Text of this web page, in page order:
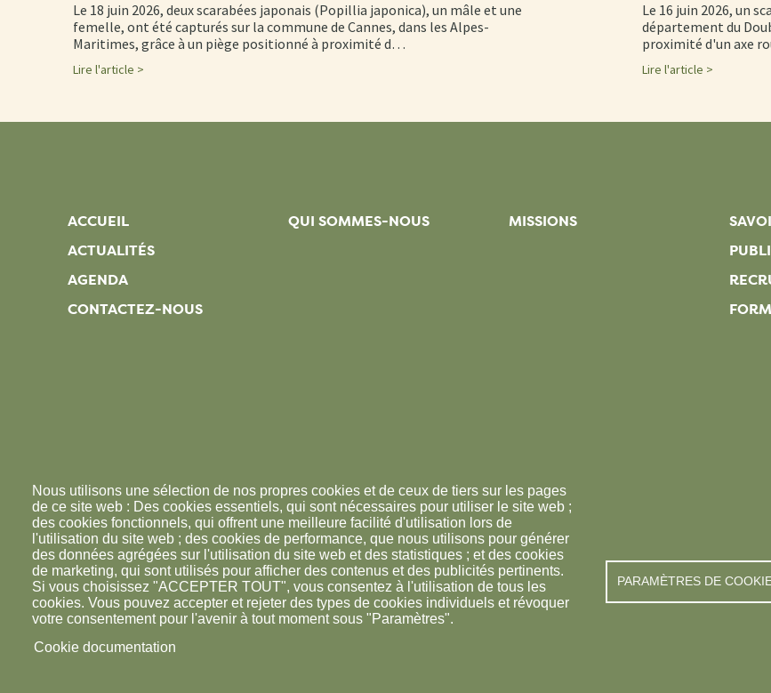
Le 18 juin 2026, deux scarabées japonais (Popillia japonica), un mâle et une
femelle, ont été capturés sur la commune de Cannes, dans les Alpes-
Maritimes, grâce à un piège positionné à proximité d…
Lire l'article >
Le 16 juin 2026, un
département du
proximité d'un axe
Lire l'article >
ACCUEIL
ACTUALITÉS
AGENDA
CONTACTEZ-NOUS
QUI SOMMES-NOUS MISSIONS
© FREDON 2019 -
Nous utilisons une sélection de nos propres cookies et de ceux de tiers sur les pages
de ce site web : Des cookies essentiels, qui sont nécessaires pour utiliser le site web ;
des cookies fonctionnels, qui offrent une meilleure facilité d'utilisation lors de
l'utilisation du site web ; des cookies de performance, que nous utilisons pour générer
des données agrégées sur l'utilisation du site web et des statistiques ; et des cookies
de marketing, qui sont utilisés pour afficher des contenus et des publicités pertinents.
Si vous choisissez "ACCEPTER TOUT", vous consentez à l'utilisation de tous les
cookies. Vous pouvez accepter et rejeter des types de cookies individuels et révoquer
votre consentement pour l'avenir à tout moment sous "Paramètres".
Cookie documentation
PARAMÈTRES DE